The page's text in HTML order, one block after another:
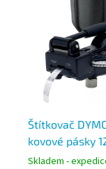
Štítkovač
kovové pásky
příslušenství
Skladem -